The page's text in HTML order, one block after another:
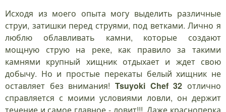
Исходя из моего опыта могу выделить различные
струи, затишки перед струями, под ветками. Лично я
люблю облавливать камни, которые создают
мощную струю на реке, как правило за такими
камнями крупный хищник отдыхает и ждет свою
добычу. Но и простые перекаты белый хищник не
оставляет без внимания! Tsuyoki Chef 32 отлично
справляется с моими условиями ловли, он держит